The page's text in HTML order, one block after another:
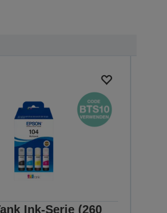
Ink-Serie (260